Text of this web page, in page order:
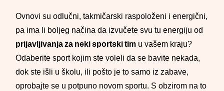
Ovnovi su odlučni, takmičarski raspoloženi i energični,
pa ima li boljeg načina da izvučete svu tu energiju od
prijavljivanja za neki sportski tim u vašem kraju?
Odaberite sport kojim ste voleli da se bavite nekada,
dok ste išli u školu, ili pošto je to samo iz zabave,
oprobajte se u potpuno novom sportu. S obzirom na to